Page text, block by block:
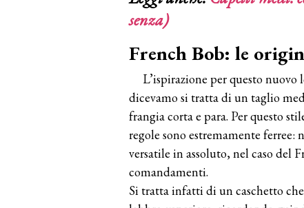
senza)
French Bob: le
L’ispirazione per questo
dicevamo si tratta di un taglio
frangia corta e para. Per questo
regole sono estremamente
versatile in assoluto, nel caso del
comandamenti.
Si tratta infatti di un caschetto